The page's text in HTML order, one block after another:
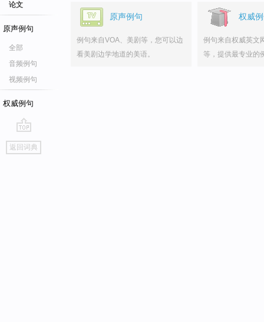
论文
原声例句
全部
音频例句
视频例句
权威例句
go
top
返回词典
原声例句
例句来自VOA、美剧等，您可以边
看美剧边学地道的美语。
权威
例句来自权威英文
等，提供最专业的